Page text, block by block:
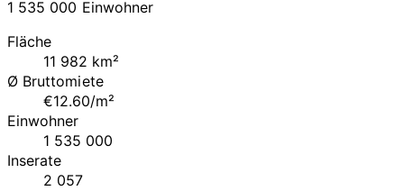
1 535 000 Einwohner
Fläche
11 982 km²
Ø Bruttomiete
€12.60/m²
Einwohner
1 535 000
Inserate
2 057